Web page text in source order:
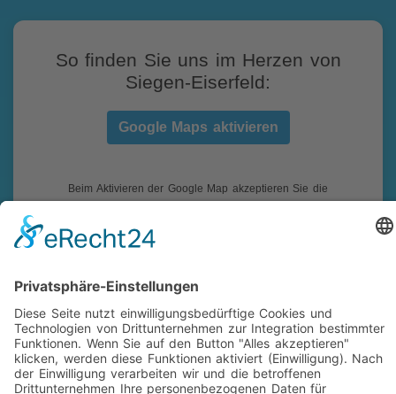
So finden Sie uns im Herzen von
Siegen-Eiserfeld:
Google Maps aktivieren
Beim Aktivieren der Google Map akzeptieren Sie die
https://www.google.de/intl/de/policies/privacy/